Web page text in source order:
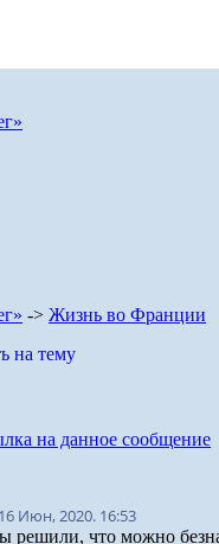
-> Жизнь во Франции
Июн, 2020. 16:53
решили, что можно